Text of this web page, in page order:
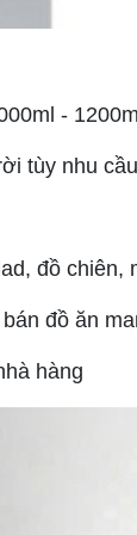
-
tùy nhu cầu
đồ chiên,
đồ ăn
hàng